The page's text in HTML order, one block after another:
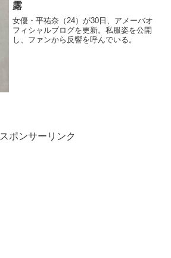
露
女優・平祐奈（24）が30日、アメーバオ
フィシャルブログを更新。私服姿を公開
し、ファンから反響を呼んでいる。
スポンサーリンク